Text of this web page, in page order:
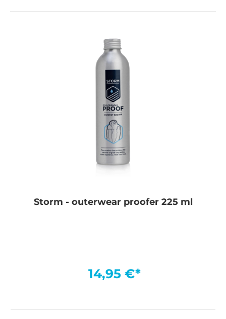
Storm - outerwear proofer 225 ml
14,95 €*